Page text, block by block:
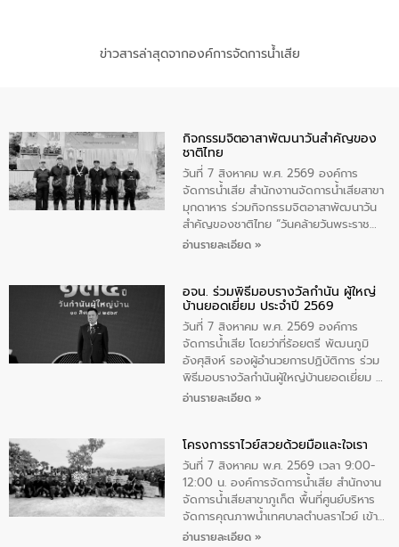
ข่าวสารล่าสุดจากองค์การจัดการน้ำเสีย
กิจกรรมจิตอาสาพัฒนาวันสําคัญของ
ชาติไทย
วันที่ 7 สิงหาคม พ.ศ. 2569 องค์การ
จัดการน้ำเสีย สำนักงาานจัดการน้ำเสียสาขา
มุกดาหาร ร่วมกิจกรรมจิตอาสาพัฒนาวัน
สําคัญของชาติไทย “วันคล้ายวันพระราช
สมภพ สมเด็จพระนางเจ้าสิริกิติ์พระบรม
ทิพย์คำ รองผู้ว่าราชการจังหวัดมุกดาหาร
เป็นประธานในพิธี ณ เรือนจําชั่วคราวนาโสก
ตําบลนาโสก อําเภอเมืองมุกดาหาร จังหวัด
มุกดาหาร โดยในกิจกรรมได้ร่วมปลูกป่า และ
ทําความสะอาดภายในบริเวณ จัดกิจกรรม
เพื่อถวายเป็นพระราชกุศล สมเด็จพระนาง
เจ้าสิริกิติ์พระบรมราชินีนาถ พระบรมราช
อ่านรายละเอียด »
อจน. ร่วมพิธีมอบรางวัลกำนัน ผู้ใหญ่
บ้านยอดเยี่ยม ประจำปี 2569
วันที่ 7 สิงหาคม พ.ศ. 2569 องค์การ
จัดการน้ำเสีย โดยว่าที่ร้อยตรี พัฒนภูมิ
อังศุสิงห์ รองผู้อำนวยการปฏิบัติการ ร่วม
พิธีมอบรางวัลกำนันผู้ใหญ่บ้านยอดเยี่ยม ณ
ทำเนียบรัฐบาล โดยมีนายอนุทิน ชาญวีรกูล
ทองคำและประกาศเกียรติคุณให้แก่ กำนัน
ผู้ใหญ่บ้านยอดเยี่ยม พร้อมกล่าวชื่นชม ให้
โอวาท และมอบนโยบาย
อ่านรายละเอียด »
โครงการราไวย์สวยด้วยมือและใจเรา
วันที่ 7 สิงหาคม พ.ศ. 2569 เวลา 9:00-
12:00 น. องค์การจัดการน้ำเสีย สำนักงาน
จัดการน้ำเสียสาขาภูเก็ต พื้นที่ศูนย์บริหาร
จัดการคุณภาพน้ำเทศบาลตำบลราไวย์ เข้า
ร่วมโครงการราไวย์สวยด้วยมือและใจเรา
อ่านรายละเอียด »